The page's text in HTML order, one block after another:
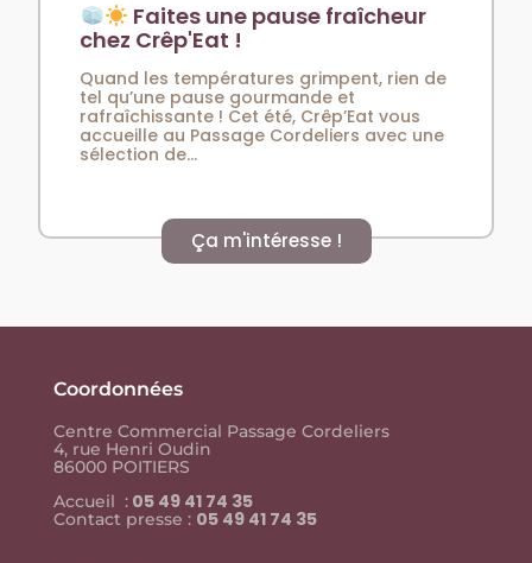
Faites une pause fraîcheur
chez Crêp'Eat !
Quand les températures grimpent, rien de
tel qu’une pause gourmande et
rafraîchissante ! Cet été, Crêp’Eat vous
accueille au Passage Cordeliers avec une
sélection de...
Ça m'intéresse !
Coordonnées
Centre Commercial Passage Cordeliers
4, rue Henri Oudin
86000 POITIERS
Accueil : 05 49 41 74 35
Contact presse : 05 49 41 74 35